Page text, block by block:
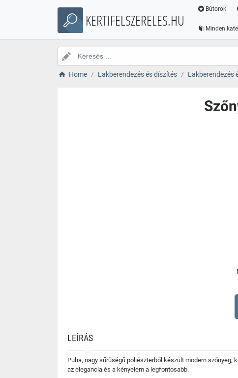
KERTIFELSZERELES.HU
Bútorok
Minden
Home Lakberendezés és díszítés Lakberendezés
LEÍRÁS
Puha, nagy sűrűségű poliészterből készült modern
az elegancia és a kényelem a legfontosabb.